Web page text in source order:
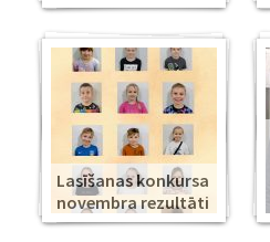
Lasīšanas konkursa
novembra rezultāti